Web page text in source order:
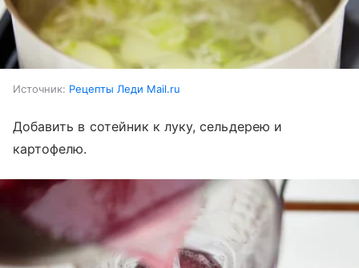
Источник: Рецепты Леди Mail.ru
Добавить в сотейник к луку, сельдерею и
картофелю.